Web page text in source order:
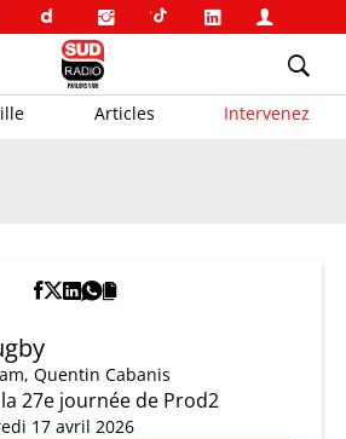
Articles Intervenez
, Quentin Cabanis
27e journée de Prod2
17 avril 2026